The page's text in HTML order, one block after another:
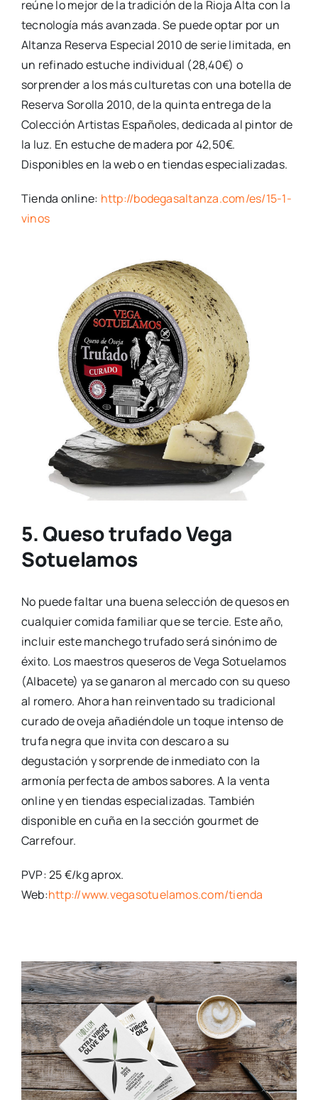
reúne lo mejor de la tradición de la Rioja Alta con la
tecnología más avanzada. Se puede optar por un
Altanza Reserva Especial 2010 de serie limitada, en
un refinado estuche individual (28,40€) o
sorprender a los más culturetas con una botella de
Reserva Sorolla 2010, de la quinta entrega de la
Colección Artistas Españoles, dedicada al pintor de
la luz. En estuche de madera por 42,50€.
Disponibles en la web o en tiendas especializadas.
Tienda online: http://bodegasaltanza.com/es/15-1-
vinos
5. Queso trufado Vega
Sotuelamos
No puede faltar una buena selección de quesos en
cualquier comida familiar que se tercie. Este año,
incluir este manchego trufado será sinónimo de
éxito. Los maestros queseros de Vega Sotuelamos
(Albacete) ya se ganaron al mercado con su queso
al romero. Ahora han reinventado su tradicional
curado de oveja añadiéndole un toque intenso de
trufa negra que invita con descaro a su
degustación y sorprende de inmediato con la
armonía perfecta de ambos sabores. A la venta
online y en tiendas especializadas. También
disponible en cuña en la sección gourmet de
Carrefour.
PVP: 25 €/kg aprox.
Web:http://www.vegasotuelamos.com/tienda